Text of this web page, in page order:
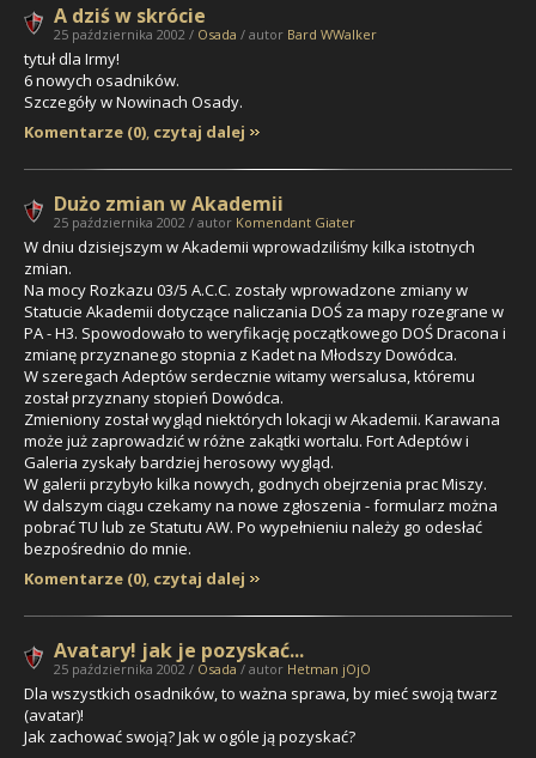
A dziś w skrócie
25 października 2002 / Osada / autor Bard WWalker
tytuł dla Irmy!
6 nowych osadników.
Szczegóły w Nowinach Osady.
Komentarze (0), czytaj dalej
Dużo zmian w Akademii
25 października 2002 / autor Komendant Giater
W dniu dzisiejszym w Akademii wprowadziliśmy kilka istotnych
zmian.
Na mocy Rozkazu 03/5 A.C.C. zostały wprowadzone zmiany w
Statucie Akademii dotyczące naliczania DOŚ za mapy rozegrane w
PA - H3. Spowodowało to weryfikację początkowego DOŚ Dracona i
zmianę przyznanego stopnia z Kadet na Młodszy Dowódca.
W szeregach Adeptów serdecznie witamy wersalusa, któremu
został przyznany stopień Dowódca.
Zmieniony został wygląd niektórych lokacji w Akademii. Karawana
może już zaprowadzić w różne zakątki wortalu. Fort Adeptów i
Galeria zyskały bardziej herosowy wygląd.
W galerii przybyło kilka nowych, godnych obejrzenia prac Miszy.
W dalszym ciągu czekamy na nowe zgłoszenia - formularz można
pobrać TU lub ze Statutu AW. Po wypełnieniu należy go odesłać
bezpośrednio do mnie.
Komentarze (0), czytaj dalej
Avatary! jak je pozyskać...
25 października 2002 / Osada / autor Hetman jOjO
Dla wszystkich osadników, to ważna sprawa, by mieć swoją twarz
(avatar)!
Jak zachować swoją? Jak w ogóle ją pozyskać?